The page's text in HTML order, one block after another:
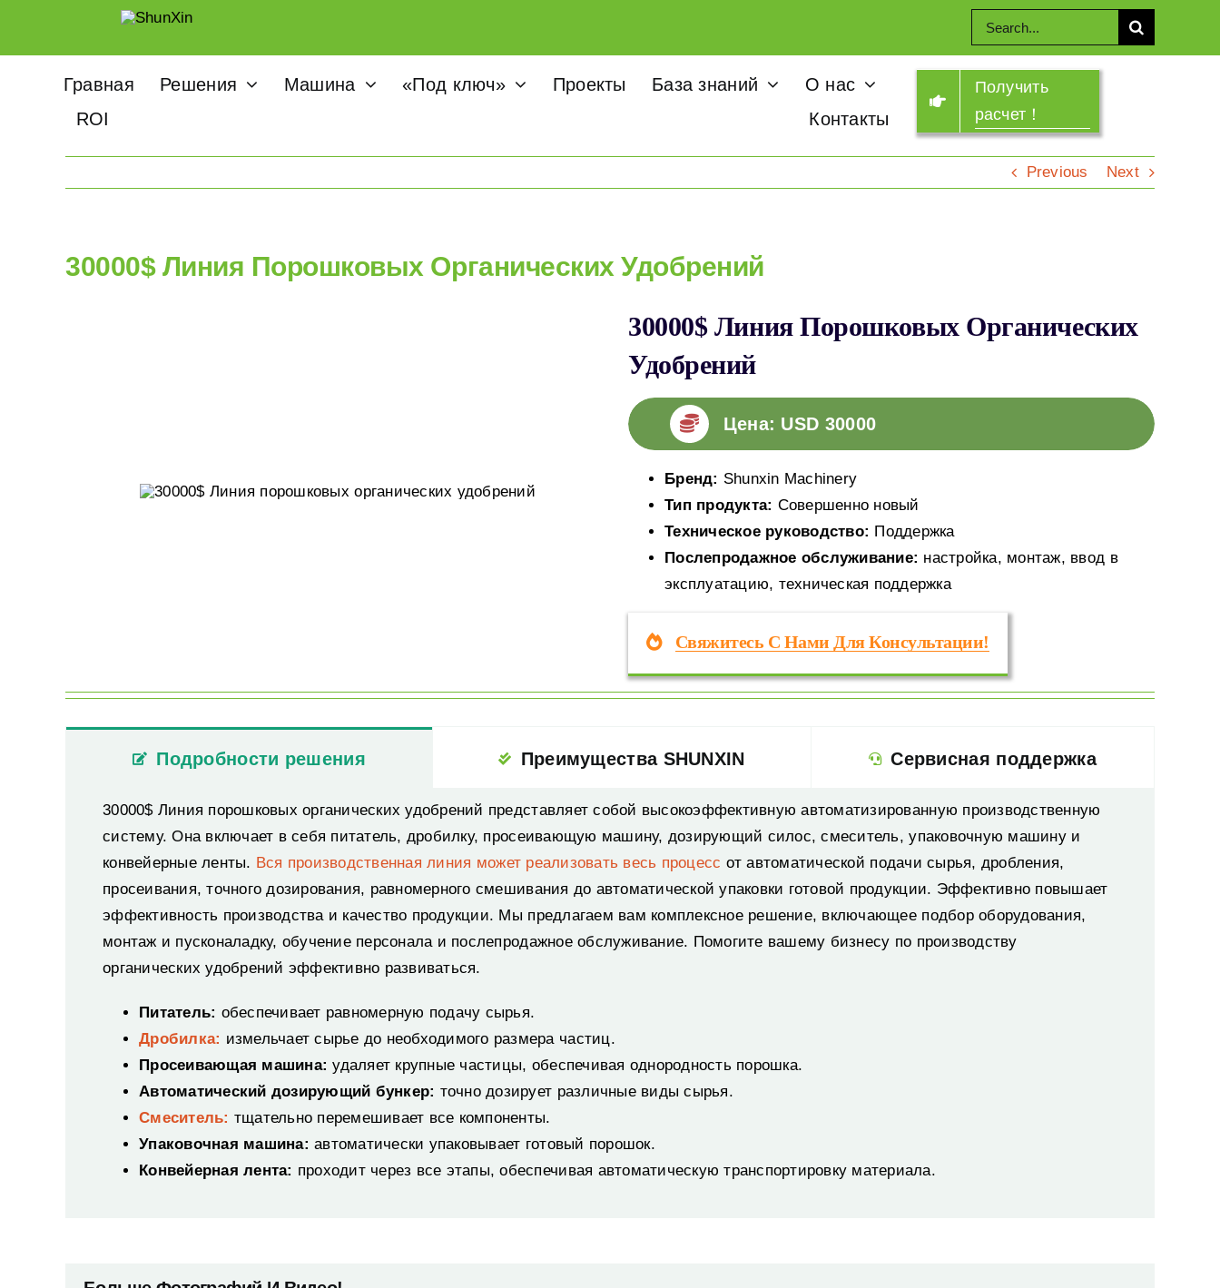
Search
for:
Гравная Решения Машина «Под ключ» Проекты База знаний
О нас
ROI
Контакты
Получить
расчет！
Previous Next
30000$ Линия Порошковых Органических Удобрений
30000$ Линия Порошковых Органических
Удобрений
Цена: USD 30000
Бренд: Shunxin Machinery
Тип продукта: Совершенно новый
Техническое руководство: Поддержка
Послепродажное обслуживание: настройка, монтаж, ввод в
эксплуатацию, техническая поддержка
Свяжитесь С Нами Для Консультации!
Подробности решения Преимущества SHUNXIN Сервисная поддержка
30000$ Линия порошковых органических удобрений представляет собой высокоэффективную автоматизированную производственную
систему. Она включает в себя питатель, дробилку, просеивающую машину, дозирующий силос, смеситель, упаковочную машину и
конвейерные ленты. Вся производственная линия может реализовать весь процесс от автоматической подачи сырья, дробления,
просеивания, точного дозирования, равномерного смешивания до автоматической упаковки готовой продукции. Эффективно повышает
эффективность производства и качество продукции. Мы предлагаем вам комплексное решение, включающее подбор оборудования,
монтаж и пусконаладку, обучение персонала и послепродажное обслуживание. Помогите вашему бизнесу по производству
органических удобрений эффективно развиваться.
Питатель: обеспечивает равномерную подачу сырья.
Дробилка: измельчает сырье до необходимого размера частиц.
Просеивающая машина: удаляет крупные частицы, обеспечивая однородность порошка.
Автоматический дозирующий бункер: точно дозирует различные виды сырья.
Смеситель: тщательно перемешивает все компоненты.
Упаковочная машина: автоматически упаковывает готовый порошок.
Конвейерная лента: проходит через все этапы, обеспечивая автоматическую транспортировку материала.